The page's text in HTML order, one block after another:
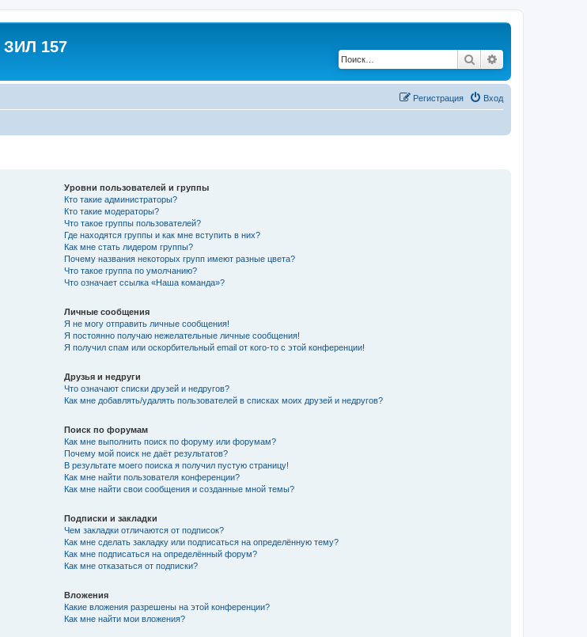
157
Поиск
Вход
Регистрация
Уровни пользователей и группы
Кто такие администраторы?
Кто такие модераторы?
Что такое группы пользователей?
Где находятся группы и как мне вступить в них?
Как мне стать лидером группы?
Почему названия некоторых групп имеют разные цвета?
Что такое группа по умолчанию?
Что означает ссылка «Наша команда»?
Личные сообщения
Я не могу отправить личные сообщения!
Я постоянно получаю нежелательные личные сообщения!
Я получил спам или оскорбительный email от кого-то с этой конференции!
Друзья и недруги
Что означают списки друзей и недругов?
Как мне добавлять/удалять пользователей в списках моих друзей и недругов?
Поиск по форумам
Как мне выполнить поиск по форуму или форумам?
Почему мой поиск не даёт результатов?
В результате моего поиска я получил пустую страницу!
Как мне найти пользователя конференции?
Как мне найти свои сообщения и созданные мной темы?
Подписки и закладки
Чем закладки отличаются от подписок?
Как мне сделать закладку или подписаться на определённую тему?
Как мне подписаться на определённый форум?
Как мне отказаться от подписки?
Вложения
Какие вложения разрешены на этой конференции?
Как мне найти мои вложения?